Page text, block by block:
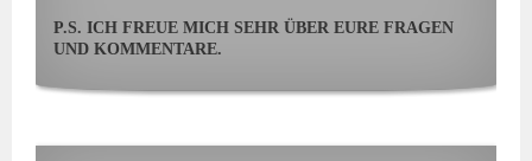
P.S. ICH FREUE MICH SEHR ÜBER EURE FRAGEN
UND KOMMENTARE.